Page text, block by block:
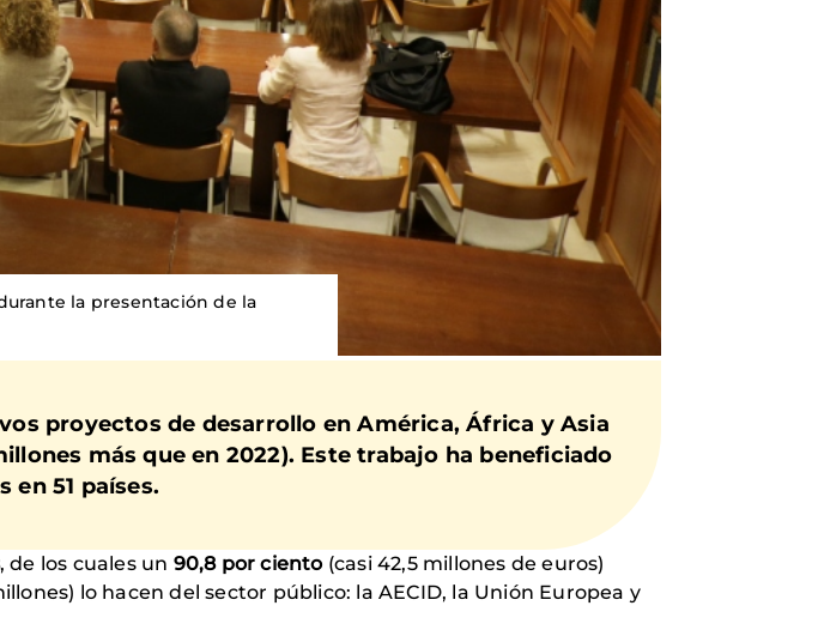
la presentación de la
proyectos de desarrollo enAmérica,África yAsia
más que en 2022). Este trabajo ha beneficiado
en 51 países.
, de los cuales un 90,8 por ciento(casi 42,5 millones de euros)
lo hacen del sector público: la AECID, la Unión Europea y